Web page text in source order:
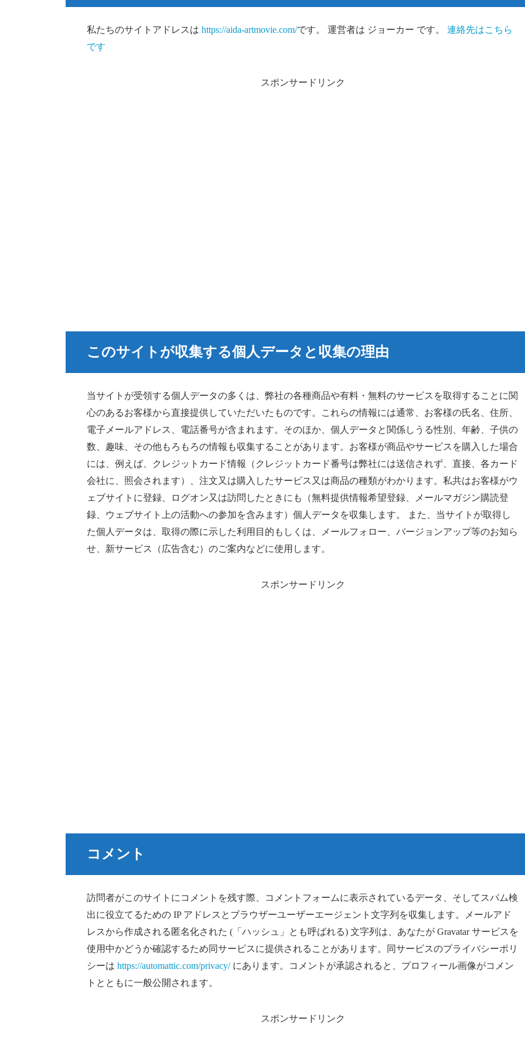
データの保護方法
データ漏洩対策手順
著作権について
改正電気通信事業法に関する表記
私たちのサイトアドレスは https://aida-artmovie.com/です。 運営者は ジョーカー です。 連絡先はこちら
です
スポンサードリンク
このサイトが収集する個人データと収集の理由
当サイトが受領する個人データの多くは、弊社の各種商品や有料・無料のサービスを取得することに関
心のあるお客様から直接提供していただいたものです。これらの情報には通常、お客様の氏名、住所、
電子メールアドレス、電話番号が含まれます。そのほか、個人データと関係しうる性別、年齢、子供の
数、趣味、その他もろもろの情報も収集することがあります。お客様が商品やサービスを購入した場合
には、例えば、クレジットカード情報（クレジットカード番号は弊社には送信されず、直接、各カード
会社に、照会されます）、注文又は購入したサービス又は商品の種類がわかります。私共はお客様がウ
ェブサイトに登録、ログオン又は訪問したときにも（無料提供情報希望登録、メールマガジン購読登
録、ウェブサイト上の活動への参加を含みます）個人データを収集します。 また、当サイトが取得し
た個人データは、取得の際に示した利用目的もしくは、メールフォロー、バージョンアップ等のお知ら
せ、新サービス（広告含む）のご案内などに使用します。
スポンサードリンク
コメント
訪問者がこのサイトにコメントを残す際、コメントフォームに表示されているデータ、そしてスパム検
出に役立てるための IP アドレスとブラウザーユーザーエージェント文字列を収集します。メールアド
レスから作成される匿名化された (「ハッシュ」とも呼ばれる) 文字列は、あなたが Gravatar サービスを
使用中かどうか確認するため同サービスに提供されることがあります。同サービスのプライバシーポリ
シーは https://automattic.com/privacy/にあります。コメントが承認されると、プロフィール画像がコメン
トとともに一般公開されます。
スポンサードリンク